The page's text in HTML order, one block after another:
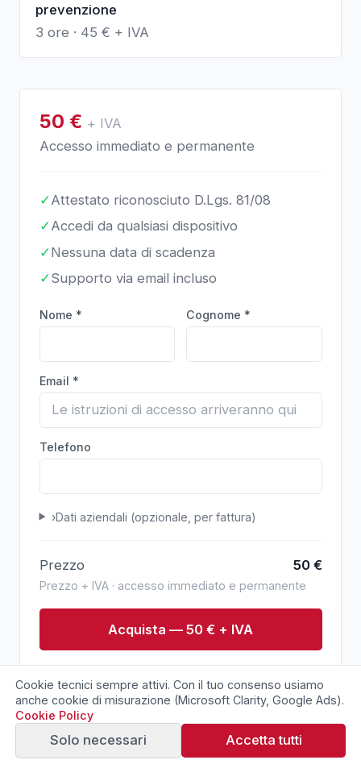
prevenzione
3 ore · 45 € + IVA
50 € + IVA
Accesso immediato e permanente
✓Attestato riconosciuto D.Lgs. 81/08
✓Accedi da qualsiasi dispositivo
✓Nessuna data di scadenza
✓Supporto via email incluso
Nome * Cognome *
Email *
Telefono
›Dati aziendali (opzionale, per fattura)
Prezzo 50€
Prezzo + IVA · accesso immediato e permanente
Acquista — 50 € + IVA
via email.
Cookie tecnici sempre attivi. Con il tuo consenso usiamo
anche cookie di misurazione (Microsoft Clarity, Google Ads).
Cookie Policy
Solo necessari Accetta tutti